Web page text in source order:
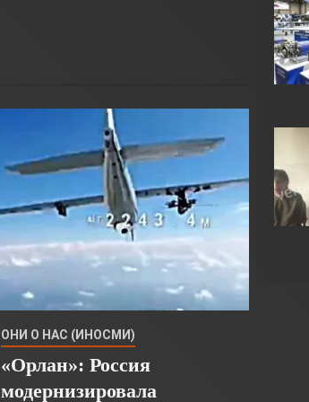
ОНИ О НАС (ИНОСМИ)
«Орлан»: Россия
модернизировала